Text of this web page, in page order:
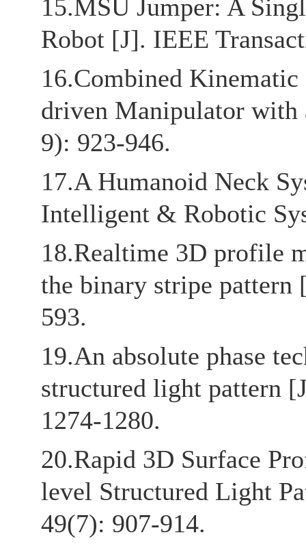
15.MSU Jumper: A
Robot [J]. IEEE
16.Combined
driven Manipulator with
9): 923-946.
17.A Humanoid Neck
Intelligent & Robotic
18.Realtime 3D profile
the binary stripe pattern
593.
19.An absolute phase
structured light pattern
1274-1280.
20.Rapid 3D Surface
level Structured Light
49(7): 907-914.